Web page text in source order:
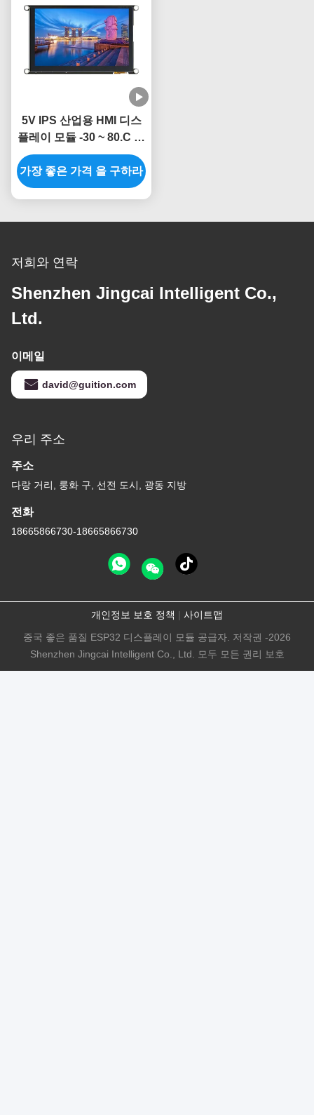
5V IPS 산업용 HMI 디스
플레이 모듈 -30 ~ 80.C 온
도 범위
가장 좋은 가격 을 구하라
저희와 연락
Shenzhen Jingcai Intelligent Co.,
Ltd.
이메일
david@guition.com
우리 주소
주소
다랑 거리, 룽화 구, 선전 도시, 광동 지방
전화
18665866730-18665866730
개인정보 보호 정책 | 사이트맵
중국 좋은 품질 ESP32 디스플레이 모듈 공급자. 저작권 -2026
Shenzhen Jingcai Intelligent Co., Ltd. 모두 모든 권리 보호